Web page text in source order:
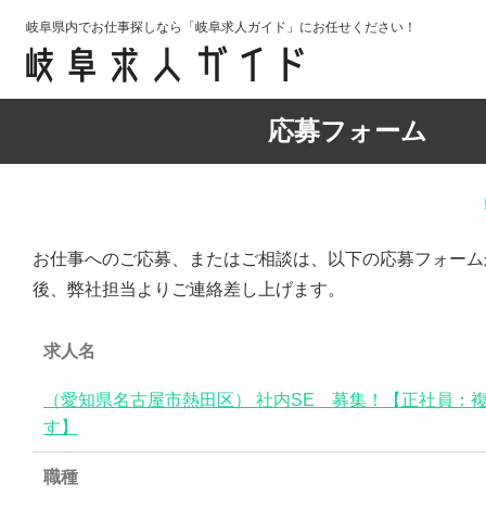
岐阜県内でお仕事探しなら「岐阜求人ガイド」にお任せください！
応募フォーム
お仕事へのご応募、またはご相談は、以下の応募フォー
後、弊社担当よりご連絡差し上げます。
求人名
（愛知県名古屋市熱田区） 社内SE 募集！【正社員：
す】
職種